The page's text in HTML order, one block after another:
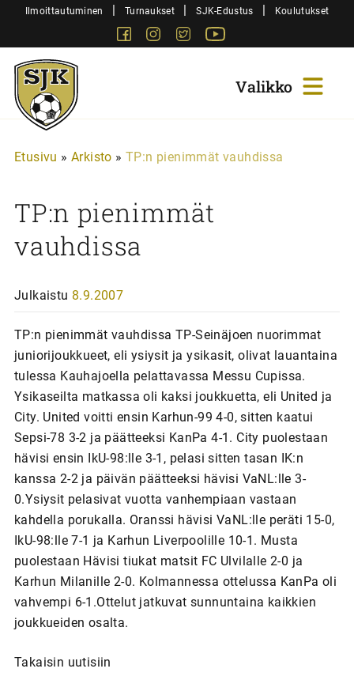
SiirryIlmoittautuminen | Turnaukset | SJK-Edustus | Koulutukset
FacebookInstagram
Twitter
Sjk-
Juniorit
Etusivu » Arkisto » TP:n pienimmät vauhdissa
TP:n pienimmät
vauhdissa
Julkaistu 8.9.2007
TP:n pienimmät vauhdissa TP-Seinäjoen nuorimmat
juniorijoukkueet, eli ysiysit ja ysikasit, olivat lauantaina
tulessa Kauhajoella pelattavassa Messu Cupissa.
Ysikaseilta matkassa oli kaksi joukkuetta, eli United ja
City. United voitti ensin Karhun-99 4-0, sitten kaatui
Sepsi-78 3-2 ja päätteeksi KanPa 4-1. City puolestaan
hävisi ensin IkU-98:lle 3-1, pelasi sitten tasan IK:n
kanssa 2-2 ja päivän päätteeksi hävisi VaNL:lle 3-
0.Ysiysit pelasivat vuotta vanhempiaan vastaan
kahdella porukalla. Oranssi hävisi VaNL:lle peräti 15-0,
IkU-98:lle 7-1 ja Karhun Liverpoolille 10-1. Musta
puolestaan Hävisi tiukat matsit FC Ulvilalle 2-0 ja
Karhun Milanille 2-0. Kolmannessa ottelussa KanPa oli
vahvempi 6-1.Ottelut jatkuvat sunnuntaina kaikkien
joukkueiden osalta.
Takaisin uutisiin